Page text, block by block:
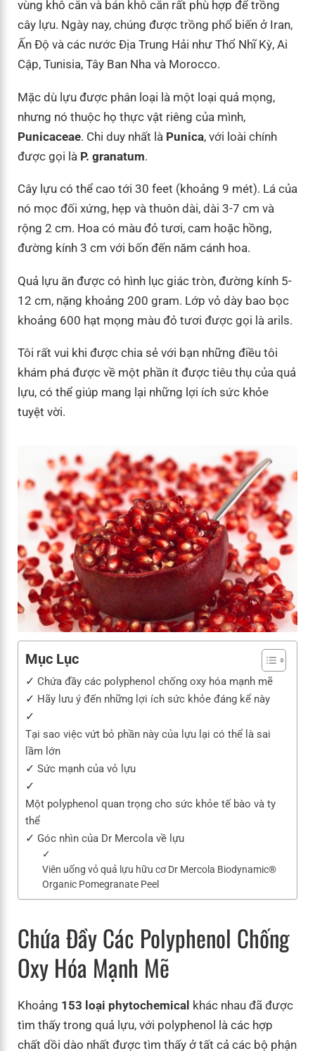
vùng khô cằn và bán khô cằn rất phù hợp để trồng
cây lựu. Ngày nay, chúng được trồng phổ biến ở Iran,
Ấn Độ và các nước Địa Trung Hải như Thổ Nhĩ Kỳ, Ai
Cập, Tunisia, Tây Ban Nha và Morocco.
Mặc dù lựu được phân loại là một loại quả mọng,
nhưng nó thuộc họ thực vật riêng của mình,
Punicaceae. Chi duy nhất là Punica, với loài chính
được gọi là P. granatum.
Cây lựu có thể cao tới 30 feet (khoảng 9 mét). Lá của
nó mọc đối xứng, hẹp và thuôn dài, dài 3-7 cm và
rộng 2 cm. Hoa có màu đỏ tươi, cam hoặc hồng,
đường kính 3 cm với bốn đến năm cánh hoa.
Quả lựu ăn được có hình lục giác tròn, đường kính 5-
12 cm, nặng khoảng 200 gram. Lớp vỏ dày bao bọc
khoảng 600 hạt mọng màu đỏ tươi được gọi là arils.
Tôi rất vui khi được chia sẻ với bạn những điều tôi
khám phá được về một phần ít được tiêu thụ của quả
lựu, có thể giúp mang lại những lợi ích sức khỏe
tuyệt vời.
Mục Lục
Chứa đầy các polyphenol chống oxy hóa mạnh mẽ
Hãy lưu ý đến những lợi ích sức khỏe đáng kể này
Tại sao việc vứt bỏ phần này của lựu lại có thể là sai
lầm lớn
Sức mạnh của vỏ lựu
Một polyphenol quan trọng cho sức khỏe tế bào và ty
thể
Góc nhìn của Dr Mercola về lựu
Viên uống vỏ quả lựu hữu cơ Dr Mercola Biodynamic®
Organic Pomegranate Peel
Chứa Đầy Các Polyphenol Chống
Oxy Hóa Mạnh Mẽ
Khoảng 153 loại phytochemical khác nhau đã được
tìm thấy trong quả lựu, với polyphenol là các hợp
chất dồi dào nhất được tìm thấy ở tất cả các bộ phận